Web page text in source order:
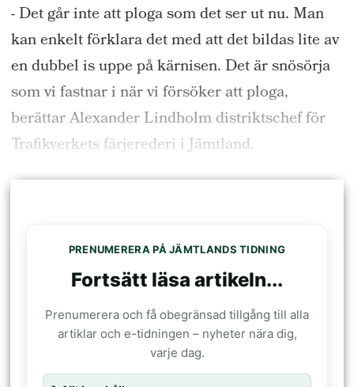
- Det går inte att ploga som det ser ut nu. Man
kan enkelt förklara det med att det bildas lite av
en dubbel is uppe på kärnisen. Det är snösörja
som vi fastnar i när vi försöker att ploga,
berättar Alexander Lindholm distriktschef för
Trafikverkets färjerederi i Jämtland.
PRENUMERERA PÅ JÄMTLANDS TIDNING
Fortsätt läsa artikeln...
Prenumerera och få obegränsad tillgång till alla
artiklar och e-tidningen – nyheter nära dig,
varje dag.